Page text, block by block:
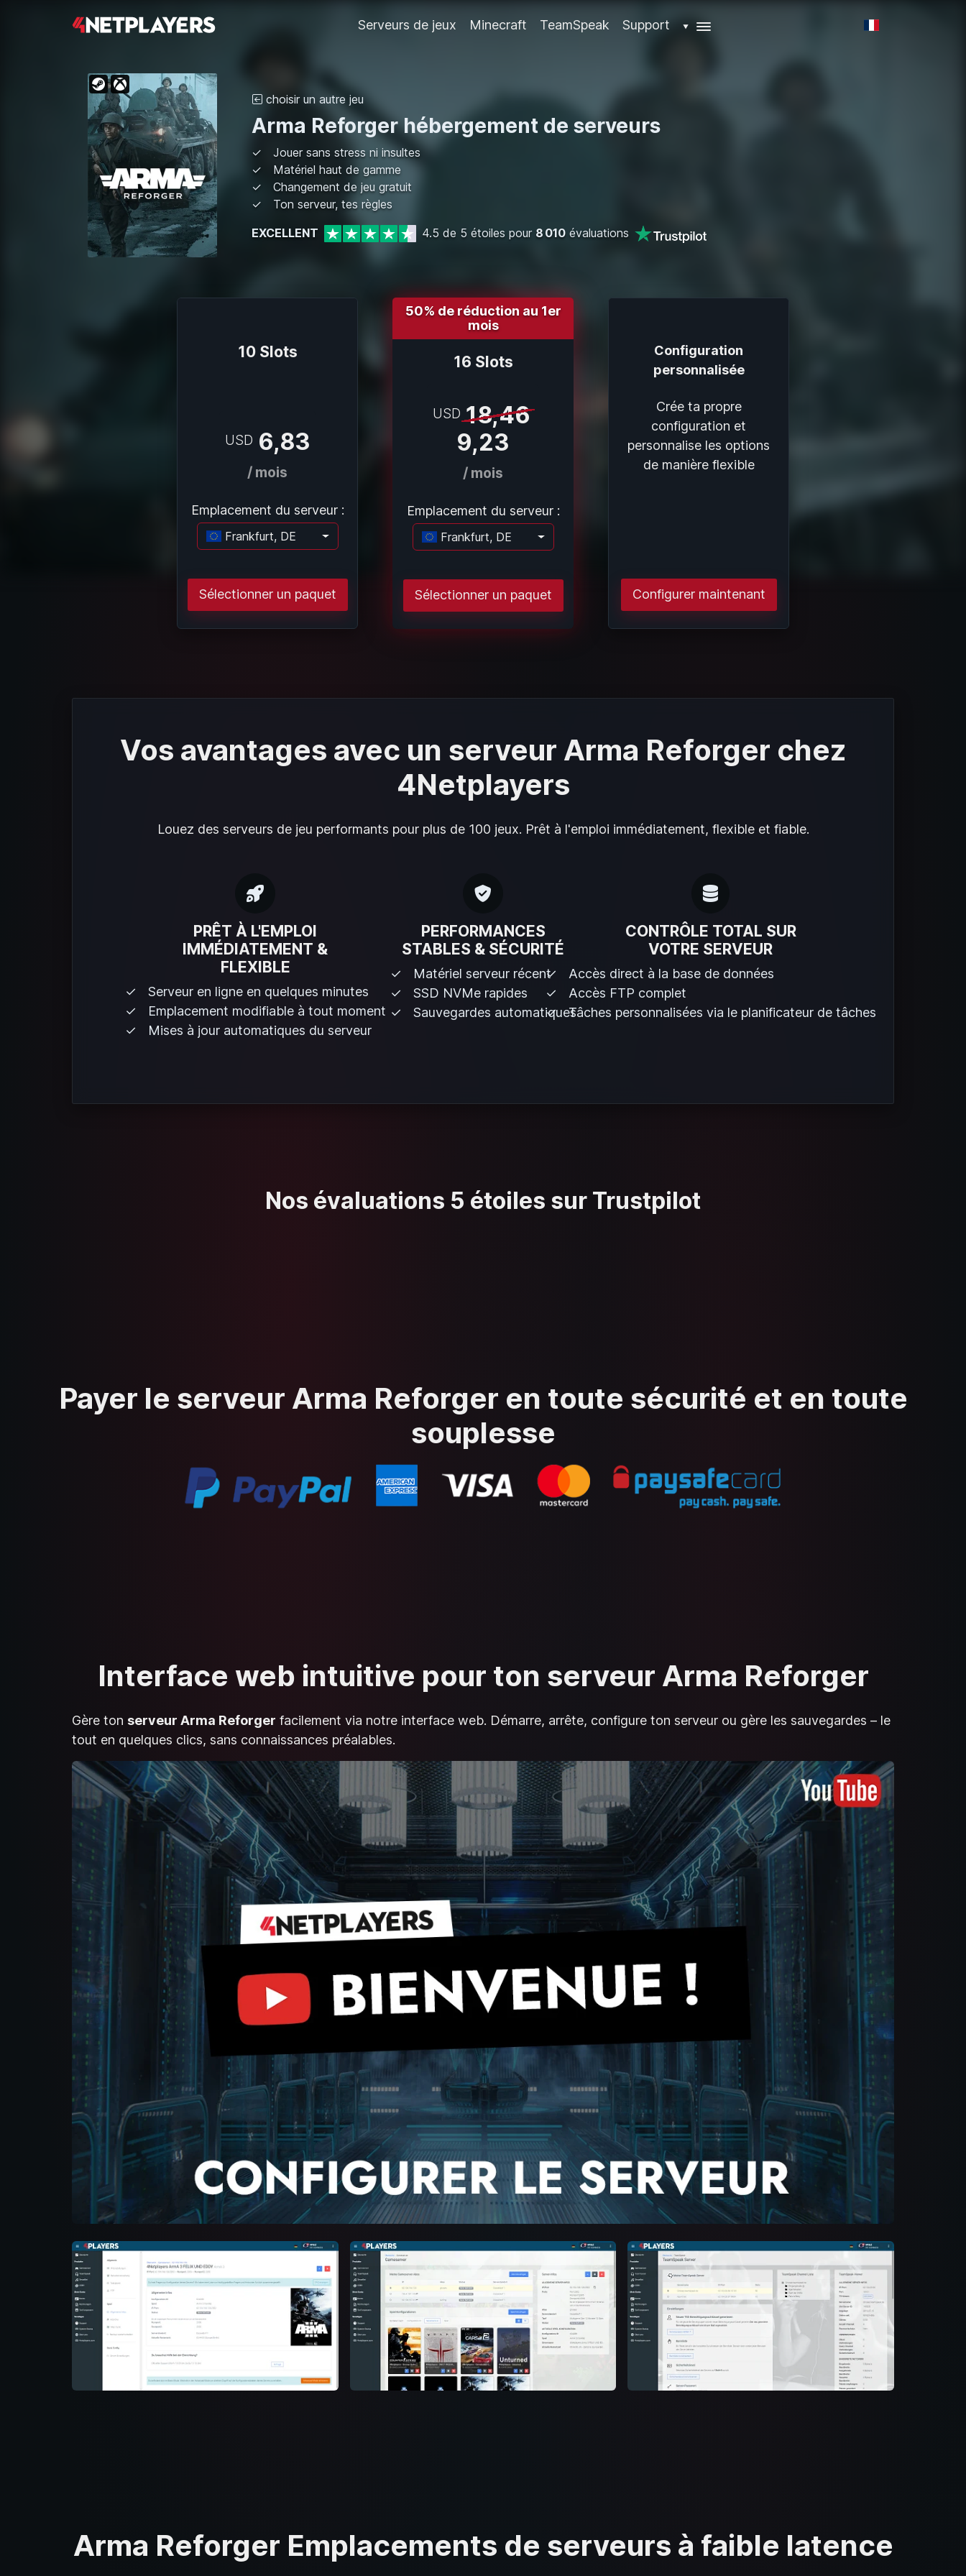
Serveurs de jeux Minecraft TeamSpeak Support ▼
choisir un autre jeu
Arma Reforger hébergement de serveurs
Jouer sans stress ni insultes
Matériel haut de gamme
Changement de jeu gratuit
Ton serveur, tes règles
EXCELLENT
4.5 de 5 étoiles pour 8 010 évaluations
10 Slots
USD 6,83
/ mois
Emplacement du serveur :
Frankfurt, DE
Chargement..
Sélectionner un paquet
50% de réduction au 1er
mois
16 Slots
USD 18,46
9,23
/ mois
Emplacement du serveur :
Frankfurt, DE
Chargement..
Sélectionner un paquet
Configuration
personnalisée
Crée ta propre
configuration et
personnalise les options
de manière flexible
Configurer maintenant
Vos avantages avec un serveur Arma Reforger chez
4Netplayers
Louez des serveurs de jeu performants pour plus de 100 jeux. Prêt à l'emploi immédiatement, flexible et fiable.
PRÊT À L'EMPLOI
IMMÉDIATEMENT &
FLEXIBLE
Serveur en ligne en quelques minutes
Emplacement modifiable à tout moment
Mises à jour automatiques du serveur
PERFORMANCES
STABLES & SÉCURITÉ
Matériel serveur récent
SSD NVMe rapides
Sauvegardes automatiques
CONTRÔLE TOTAL SUR
VOTRE SERVEUR
Accès direct à la base de données
Accès FTP complet
Tâches personnalisées via le planificateur de tâches
Nos évaluations 5 étoiles sur Trustpilot
Payer le serveur Arma Reforger en toute sécurité et en toute
souplesse
Interface web intuitive pour ton serveur Arma Reforger
Gère ton serveur Arma Reforger facilement via notre interface web. Démarre, arrête, configure ton serveur ou gère les sauvegardes – le
tout en quelques clics, sans connaissances préalables.
Arma Reforger Emplacements de serveurs à faible latence